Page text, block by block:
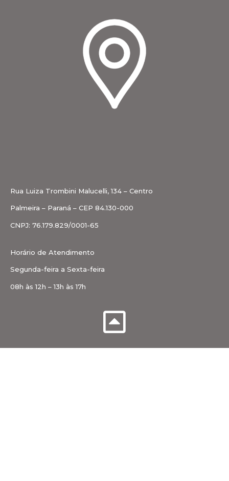
Rua Luiza Trombini Malucelli, 134 – Centro
Palmeira – Paraná – CEP 84.130-000
CNPJ: 76.179.829/0001-65
Horário de Atendimento
Segunda-feira a Sexta-feira
08h às 12h – 13h às 17h